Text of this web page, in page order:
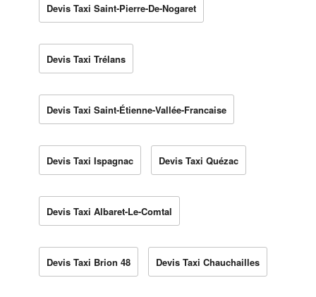
Devis Taxi Saint-Pierre-De-Nogaret
Devis Taxi Trélans
Devis Taxi Saint-Étienne-Vallée-Francaise
Devis Taxi Ispagnac Devis Taxi Quézac
Devis Taxi Albaret-Le-Comtal
Devis Taxi Brion 48 Devis Taxi Chauchailles